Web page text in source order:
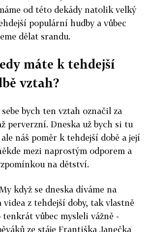
od této dekády natolik velký
populární hudby a vůbec
dělat srandu.
máte k tehdejší
vztah?
bych ten vztah označil za
perverzní. Dneska už bych si tu
náš poměr k tehdejší době a její
mezi naprostým odporem a
na dětství.
když se dneska díváme na
videa z tehdejší doby, tak vlastně
vůbec mysleli vážně -
ze stáje Františka Janečka